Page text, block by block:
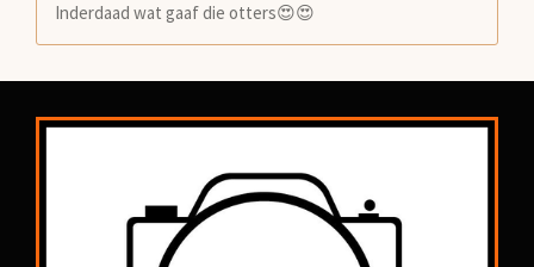
Inderdaad wat gaaf die otters😍😍